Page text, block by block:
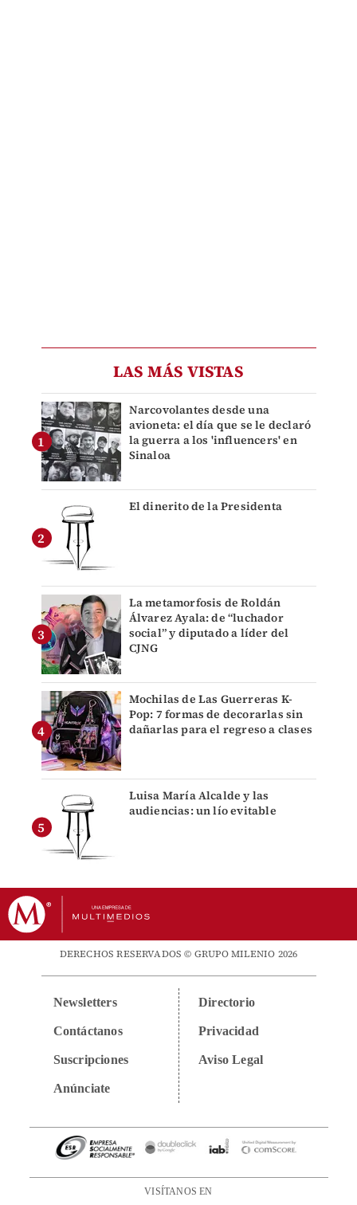
LAS MÁS VISTAS
Narcovolantes desde una
avioneta: el día que se le declaró
la guerra a los 'influencers' en
Sinaloa
El dinerito de la Presidenta
La metamorfosis de Roldán
Álvarez Ayala: de “luchador
social” y diputado a líder del
CJNG
Mochilas de Las Guerreras K-
Pop: 7 formas de decorarlas sin
dañarlas para el regreso a clases
Luisa María Alcalde y las
audiencias: un lío evitable
DERECHOS RESERVADOS © GRUPO MILENIO 2026
Newsletters
Contáctanos
Suscripciones
Anúnciate
Directorio
Privacidad
Aviso Legal
VISÍTANOS EN